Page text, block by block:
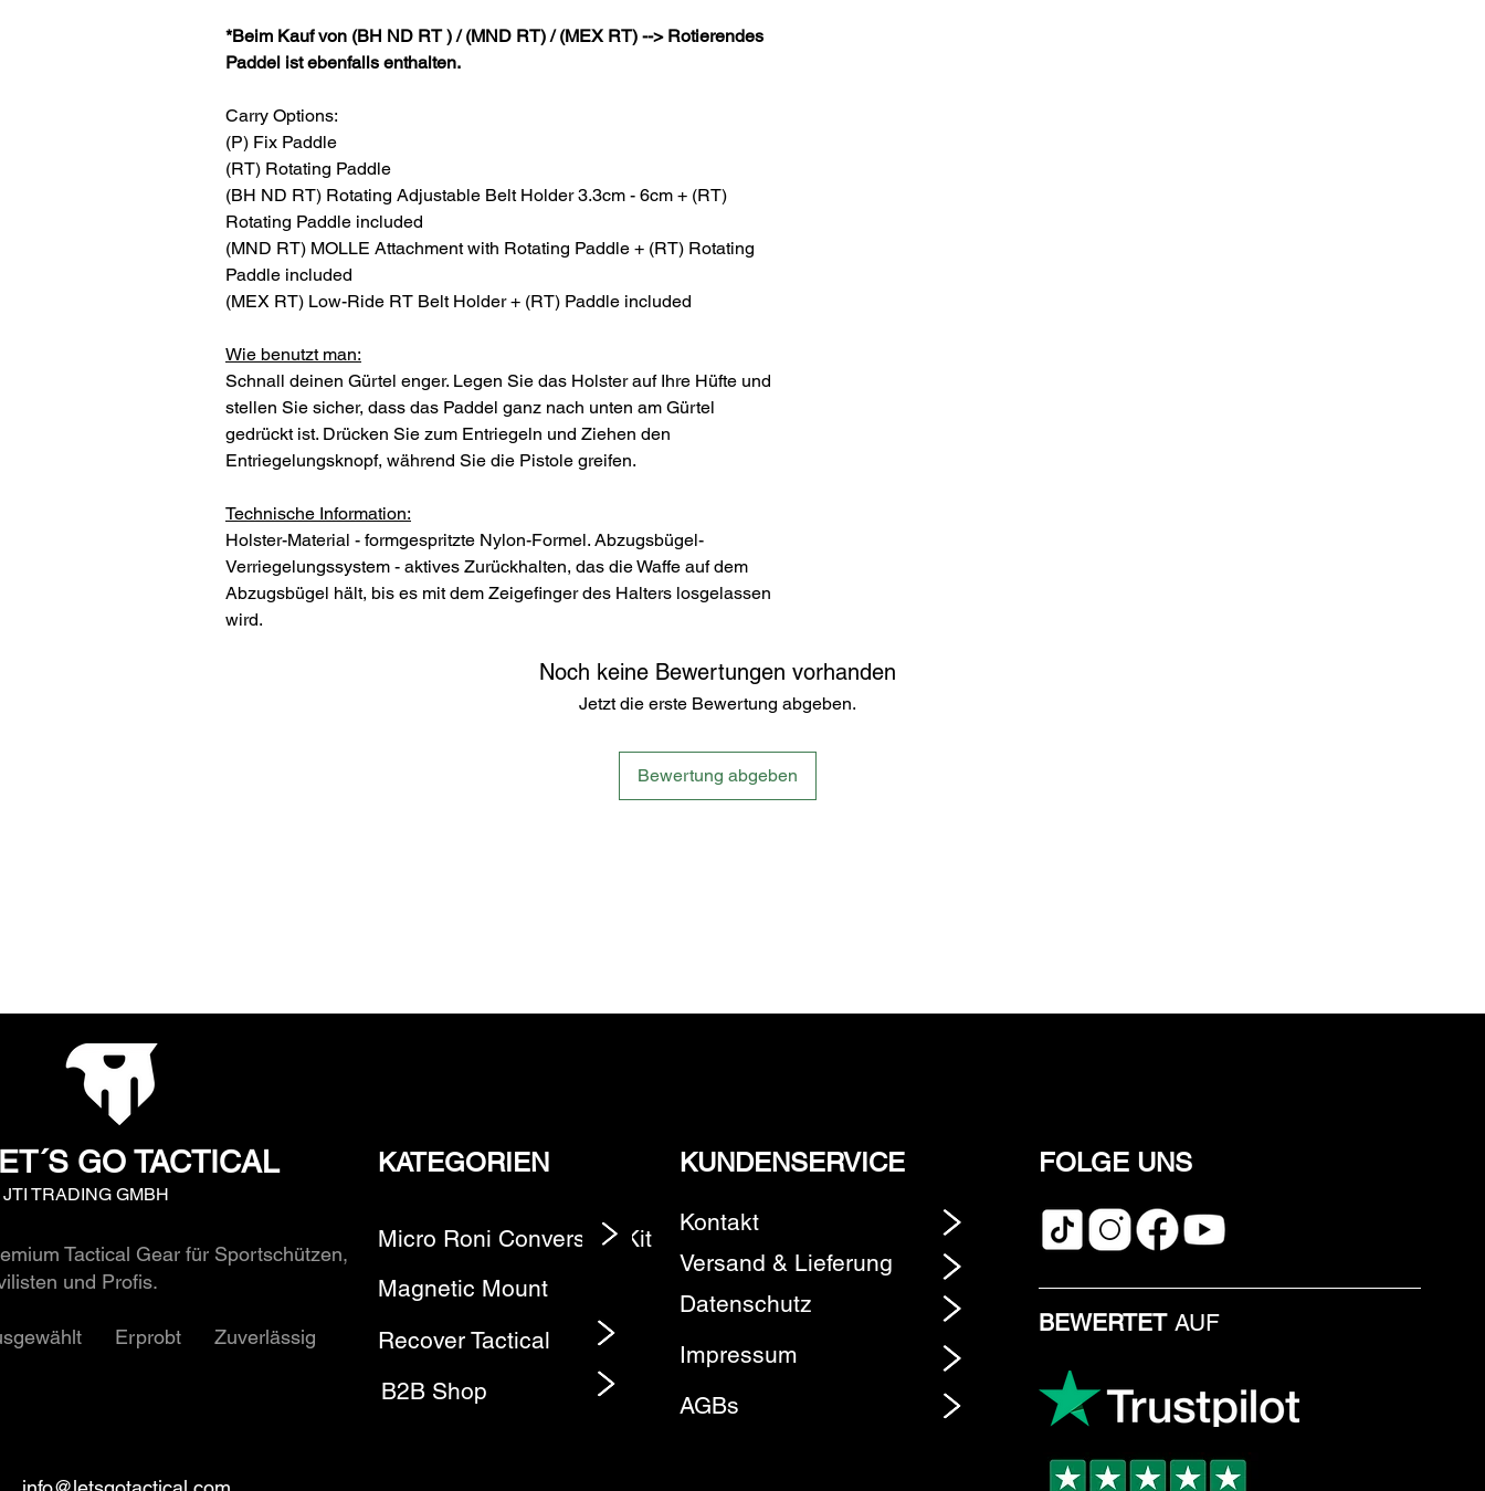
*Beim Kauf von (BH ND RT ) / (MND RT) / (MEX RT) --> Rotierendes
Paddel ist ebenfalls enthalten.
Carry Options:
(P) Fix Paddle
(RT) Rotating Paddle
(BH ND RT) Rotating Adjustable Belt Holder 3.3cm - 6cm + (RT)
Rotating Paddle included
(MND RT) MOLLE Attachment with Rotating Paddle + (RT) Rotating
Paddle included
(MEX RT) Low-Ride RT Belt Holder + (RT) Paddle included
Wie benutzt man:
Schnall deinen Gürtel enger. Legen Sie das Holster auf Ihre Hüfte und
stellen Sie sicher, dass das Paddel ganz nach unten am Gürtel
gedrückt ist. Drücken Sie zum Entriegeln und Ziehen den
Entriegelungsknopf, während Sie die Pistole greifen.
Technische Information:
Holster-Material - formgespritzte Nylon-Formel. Abzugsbügel-
Verriegelungssystem - aktives Zurückhalten, das die Waffe auf dem
Abzugsbügel hält, bis es mit dem Zeigefinger des Halters losgelassen
wird.
Noch keine Bewertungen vorhanden
Jetzt die erste Bewertung abgeben.
Bewertung abgeben
GO TACTICAL KATEGORIEN
TRADING GMBH
Tactical Gear für Sportschützen,
und Profis.
Erprobt Zuverlässig
Micro Roni Conversion Kit
Magnetic Mount
Recover Tactical
B2B Shop
KUNDENSERVICE
Kontakt
Versand & Lieferung
Datenschutz
Impressum
AGBs
FOLGE UNS
BEWERTET AUF
Element